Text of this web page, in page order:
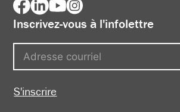
Inscrivez-vous à l'infolettre
S'inscrire